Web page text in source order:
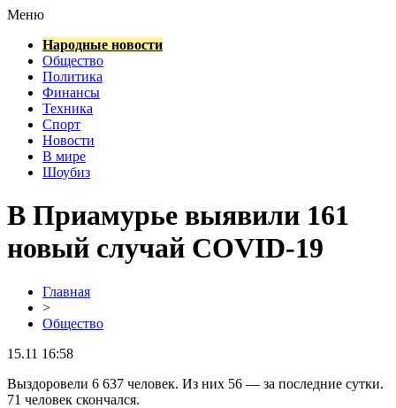
Меню
Народные новости
Общество
Политика
Финансы
Техника
Спорт
Новости
В мире
Шоубиз
В Приамурье выявили 161
новый случай COVID-19
Главная
>
Общество
15.11 16:58
Выздоровели 6 637 человек. Из них 56 — за последние сутки.
71 человек скончался.